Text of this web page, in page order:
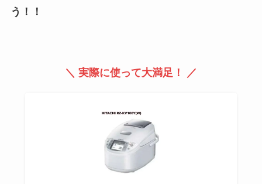
う！！
＼ 実際に使って大満足！ ／